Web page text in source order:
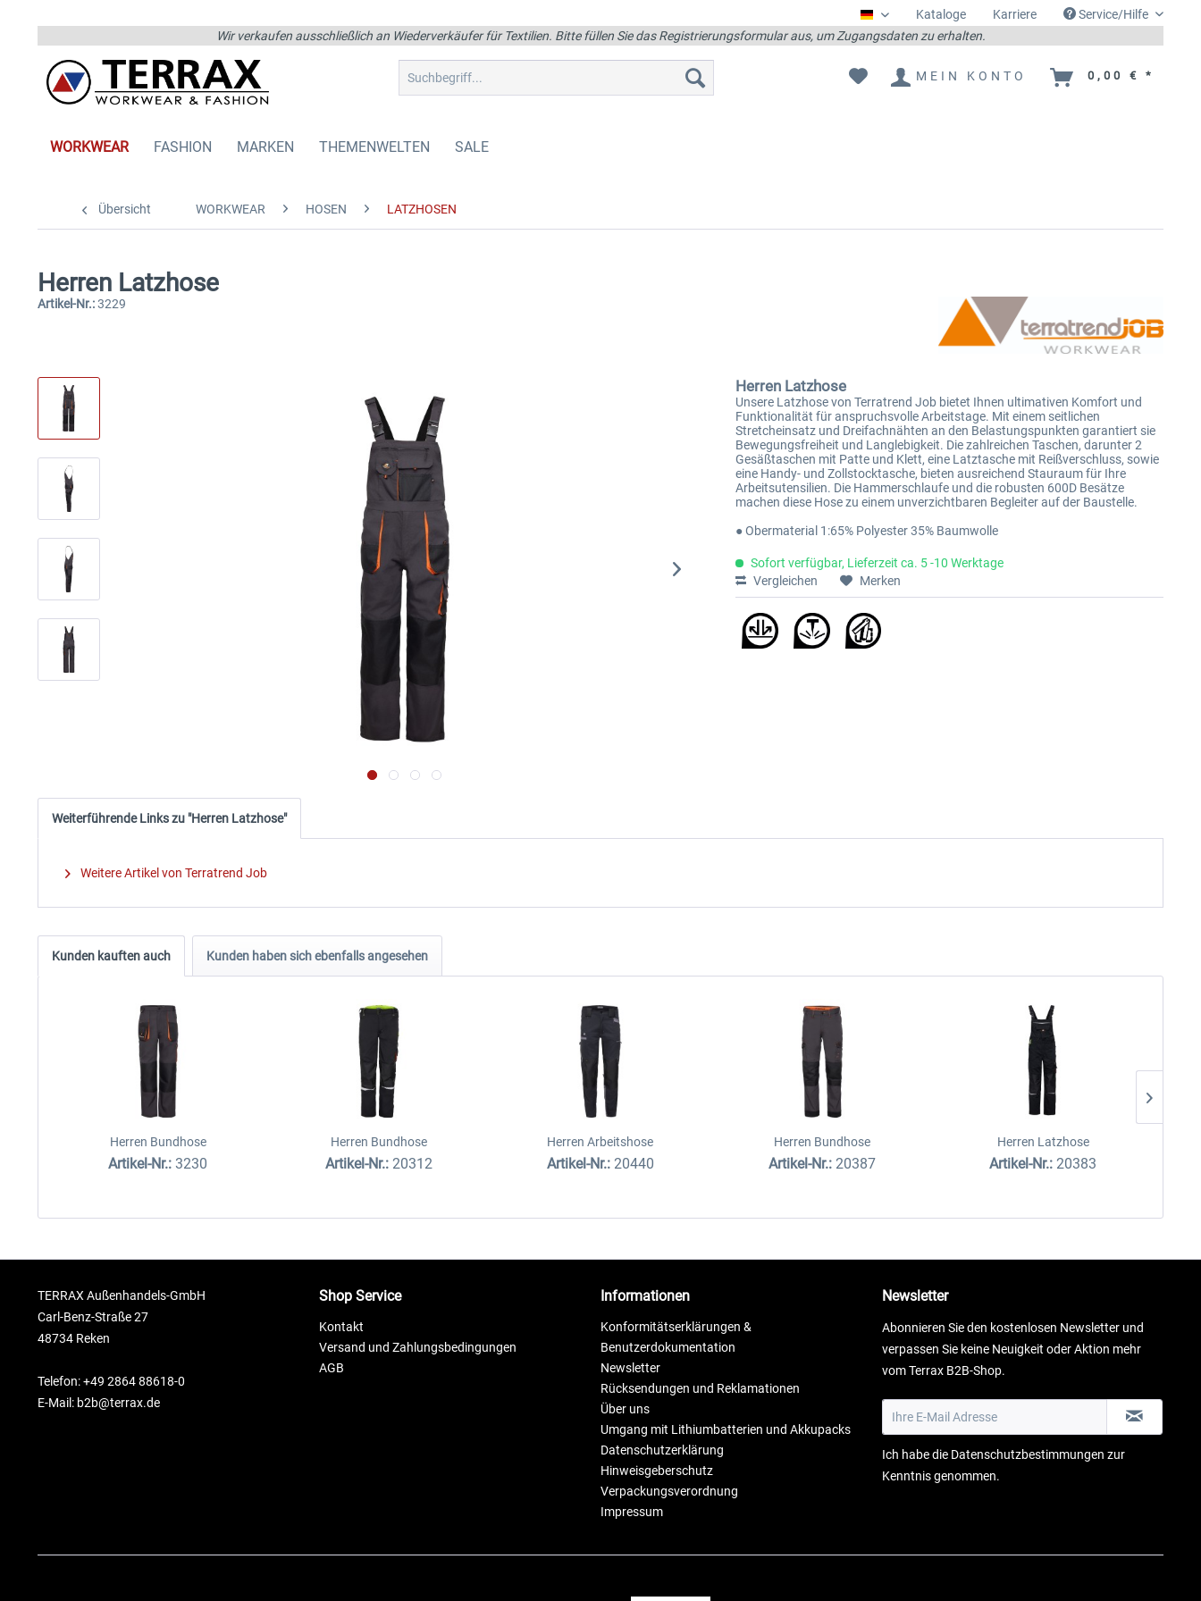
DeutschKataloge Karriere
Service/Hilfe
Wir verkaufen ausschließlich an Wiederverkäufer für Textilien. Bitte füllen Sie das Registrierungsformular aus, um Zugangsdaten zu erhalten.
MEIN KONTO 0,00 € *
WORKWEAR FASHION MARKEN THEMENWELTEN SALE
Übersicht WORKWEAR HOSEN LATZHOSEN
Herren Latzhose
Artikel-Nr.:3229
Herren Latzhose
Unsere Latzhose von Terratrend Job bietet Ihnen ultimativen Komfort und
Funktionalität für anspruchsvolle Arbeitstage. Mit einem seitlichen
Stretcheinsatz und Dreifachnähten an den Belastungspunkten garantiert sie
Bewegungsfreiheit und Langlebigkeit. Die zahlreichen Taschen, darunter 2
Gesäßtaschen mit Patte und Klett, eine Latztasche mit Reißverschluss, sowie
eine Handy- und Zollstocktasche, bieten ausreichend Stauraum für Ihre
Arbeitsutensilien. Die Hammerschlaufe und die robusten 600D Besätze
machen diese Hose zu einem unverzichtbaren Begleiter auf der Baustelle.
● Obermaterial 1:65% Polyester 35% Baumwolle
Sofort verfügbar, Lieferzeit ca. 5 -10 Werktage
Vergleichen
Merken
Weiterführende Links zu "Herren Latzhose"
Weitere Artikel von Terratrend Job
Kunden kauften auch Kunden haben sich ebenfalls angesehen
Herren Bundhose
Artikel-Nr.: 3230
Herren Bundhose
Artikel-Nr.: 20312
Herren Arbeitshose
Artikel-Nr.: 20440
Herren Bundhose
Artikel-Nr.: 20387
Herren Latzhose
Artikel-Nr.: 20383
TERRAX Außenhandels-GmbH
Carl-Benz-Straße 27
48734 Reken
Telefon: +49 2864 88618-0
E-Mail: b2b@terrax.de
Shop Service
Kontakt
Versand und Zahlungsbedingungen
AGB
Informationen
Konformitätserklärungen &
Benutzerdokumentation
Newsletter
Rücksendungen und Reklamationen
Über uns
Umgang mit Lithiumbatterien und Akkupacks
Datenschutzerklärung
Hinweisgeberschutz
Verpackungsverordnung
Impressum
Newsletter
Abonnieren Sie den kostenlosen Newsletter und
verpassen Sie keine Neuigkeit oder Aktion mehr
vom Terrax B2B-Shop.
Ich habe die Datenschutzbestimmungen zur
Kenntnis genommen.